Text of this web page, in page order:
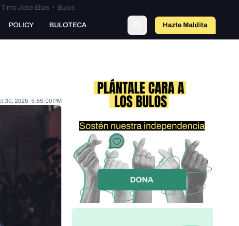
Timo José Elías• Bulos
POLICY BULOTECA Hazte Maldita
30, 2025, 5:55:00 PM